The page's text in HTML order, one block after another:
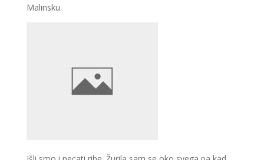
Malinsku.